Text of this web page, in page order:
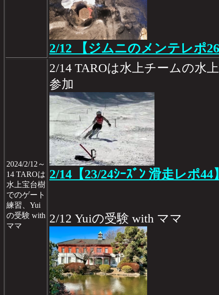
2/12 【ジムニのメンテレポ
2024/2/12～
14 TAROは
水上宝台樹
でのゲート
練習、Yui
の受験 with
ママ
2/14 TAROは水上チームの水
参加
2/14【23/24ｼｰｽﾞﾝ 滑走レポ44
2/12 Yuiの受験 with ママ